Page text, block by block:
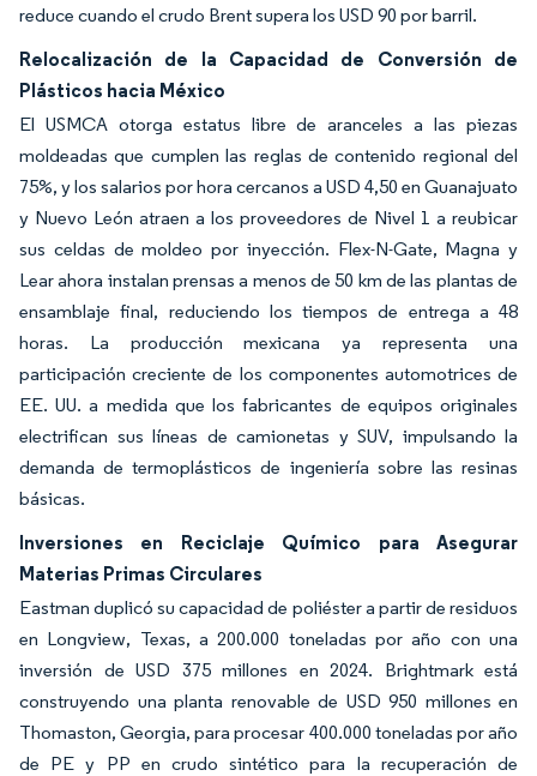
reduce cuando el crudo Brent supera los USD 90 por barril.
Relocalización de la Capacidad de Conversión de
Plásticos hacia México
El USMCA otorga estatus libre de aranceles a las piezas
moldeadas que cumplen las reglas de contenido regional del
75%, y los salarios por hora cercanos a USD 4,50 en Guanajuato
y Nuevo León atraen a los proveedores de Nivel 1 a reubicar
sus celdas de moldeo por inyección. Flex-N-Gate, Magna y
Lear ahora instalan prensas a menos de 50 km de las plantas de
ensamblaje final, reduciendo los tiempos de entrega a 48
horas. La producción mexicana ya representa una
participación creciente de los componentes automotrices de
EE. UU. a medida que los fabricantes de equipos originales
electrifican sus líneas de camionetas y SUV, impulsando la
demanda de termoplásticos de ingeniería sobre las resinas
básicas.
Inversiones en Reciclaje Químico para Asegurar
Materias Primas Circulares
Eastman duplicó su capacidad de poliéster a partir de residuos
en Longview, Texas, a 200.000 toneladas por año con una
inversión de USD 375 millones en 2024. Brightmark está
construyendo una planta renovable de USD 950 millones en
Thomaston, Georgia, para procesar 400.000 toneladas por año
de PE y PP en crudo sintético para la recuperación de